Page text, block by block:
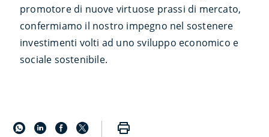
promotore di nuove virtuose prassi di mercato,
confermiamo il nostro impegno nel sostenere
investimenti volti ad uno sviluppo economico e
sociale sostenibile.